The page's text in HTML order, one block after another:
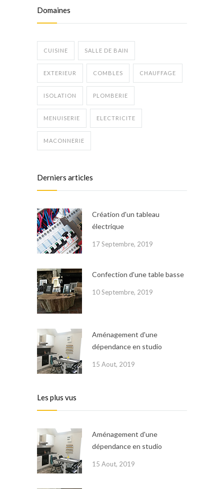
Domaines
CUISINE SALLE DE BAIN
EXTERIEUR COMBLES CHAUFFAGE
ISOLATION PLOMBERIE
MENUISERIE ELECTRICITE
MACONNERIE
Derniers articles
Création d'un tableau
électrique
17 Septembre, 2019
Confection d'une table basse
10 Septembre, 2019
Aménagement d'une
dépendance en studio
15 Aout, 2019
Les plus vus
Aménagement d'une
dépendance en studio
15 Aout, 2019